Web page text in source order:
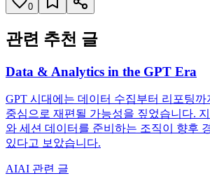
0
관련 추천 글
Data & Analytics in the GPT Era
GPT 시대에는 데이터 수집부터 리포팅
중심으로 재편될 가능성을 짚었습니다.
와 세션 데이터를 준비하는 조직이 향후
있다고 보았습니다.
AIAI 관련 글